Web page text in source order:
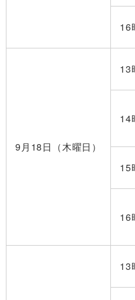
16
9月18日（木曜日）
13
14
15
16
13